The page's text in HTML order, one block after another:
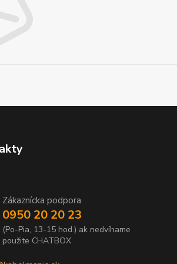
Zákaznícka podpora
0950 20 20 23
(Po-Pia, 13-15 hod.) ak nedvíhame
použite CHATBOX